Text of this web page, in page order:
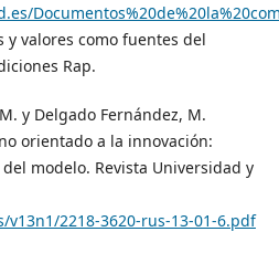
y valores como fuentes del
Rap.
y Delgado Fernández, M.
orientado a la innovación:
modelo. Revista Universidad y
2218-3620-rus-13-01-6.pdf